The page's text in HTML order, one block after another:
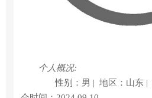
个人概况:
性别：男 | 地区：山东 |